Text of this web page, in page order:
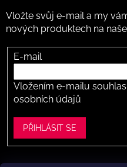
Vložte svůj e-mail a my
nových produktech na
E-mail
Vložením e-mailu
osobních údajů
PŘIHLÁSIT SE